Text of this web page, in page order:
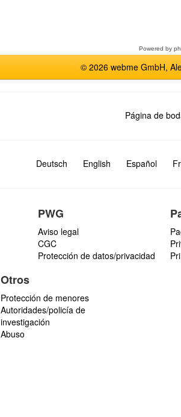
Powered by
© 2026 webme GmbH,
Página de
Deutsch English Español
PWG
Aviso legal
CGC
Protección de datos/privacidad
Otros
Protección de menores
Autoridades/policía de
investigación
Abuso